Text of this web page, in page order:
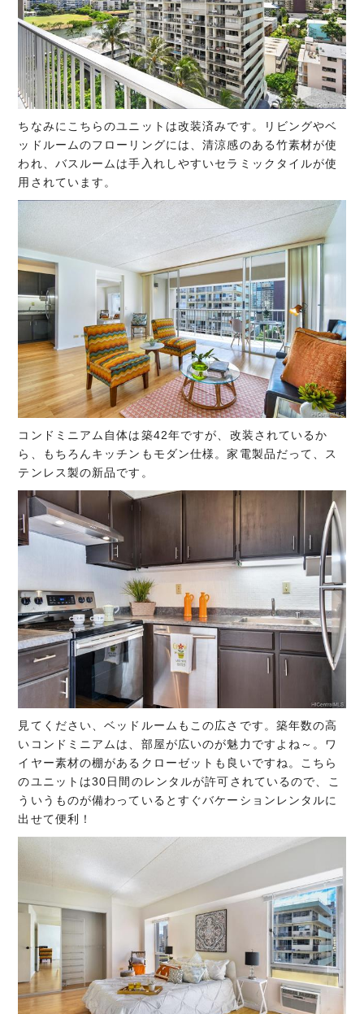
ちなみにこちらのユニットは改装済みです。リビングやベ
ッドルームのフローリングには、清涼感のある竹素材が使
われ、バスルームは手入れしやすいセラミックタイルが使
用されています。
コンドミニアム自体は築42年ですが、改装されているか
ら、もちろんキッチンもモダン仕様。家電製品だって、ス
テンレス製の新品です。
見てください、ベッドルームもこの広さです。築年数の高
いコンドミニアムは、部屋が広いのが魅力ですよね～。ワ
イヤー素材の棚があるクローゼットも良いですね。こちら
のユニットは30日間のレンタルが許可されているので、こ
ういうものが備わっているとすぐバケーションレンタルに
出せて便利！